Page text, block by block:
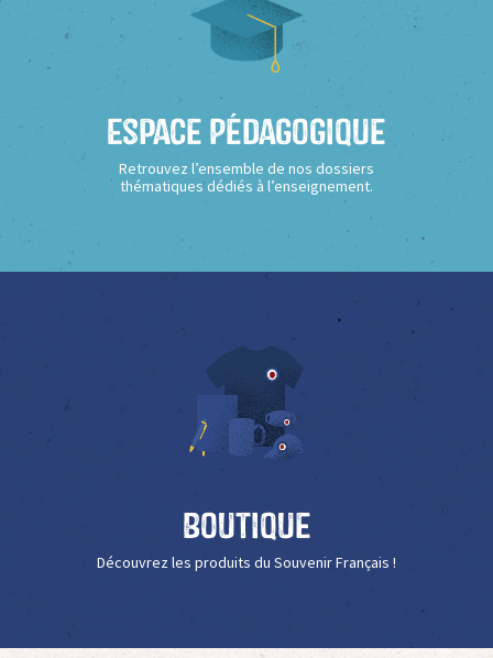
Espace Pédagogique
Retrouvez l’ensemble de nos dossiers
thématiques dédiés à l’enseignement.
Boutique
Découvrez les produits du Souvenir Français !